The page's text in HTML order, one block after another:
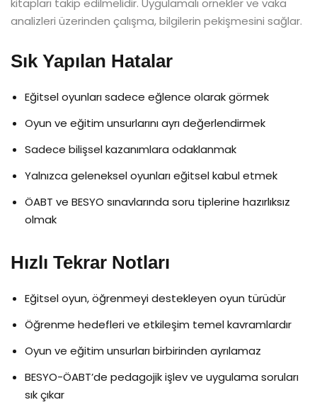
kitapları takip edilmelidir. Uygulamalı örnekler ve vaka
analizleri üzerinden çalışma, bilgilerin pekişmesini sağlar.
Sık Yapılan Hatalar
Eğitsel oyunları sadece eğlence olarak görmek
Oyun ve eğitim unsurlarını ayrı değerlendirmek
Sadece bilişsel kazanımlara odaklanmak
Yalnızca geleneksel oyunları eğitsel kabul etmek
ÖABT ve BESYO sınavlarında soru tiplerine hazırlıksız
olmak
Hızlı Tekrar Notları
Eğitsel oyun, öğrenmeyi destekleyen oyun türüdür
Öğrenme hedefleri ve etkileşim temel kavramlardır
Oyun ve eğitim unsurları birbirinden ayrılamaz
BESYO-ÖABT’de pedagojik işlev ve uygulama soruları
sık çıkar